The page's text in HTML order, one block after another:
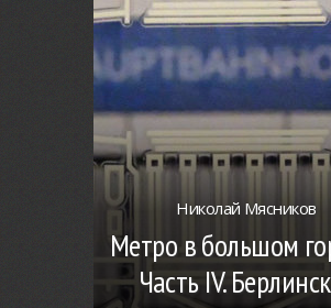
Николай Мясников
Метро в большом
Часть IV.